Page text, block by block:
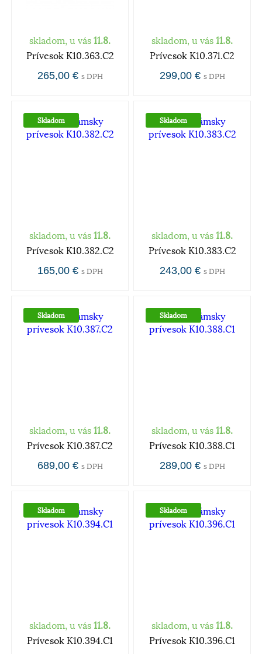
skladom, u vás 11.8.
Prívesok K10.363.C2
265,00 € s DPH
skladom, u vás 11.8.
Prívesok K10.371.C2
299,00 € s DPH
Skladom
skladom, u vás 11.8.
Prívesok K10.382.C2
165,00 € s DPH
Skladom
skladom, u vás 11.8.
Prívesok K10.383.C2
243,00 € s DPH
Skladom
skladom, u vás 11.8.
Prívesok K10.387.C2
689,00 € s DPH
Skladom
skladom, u vás 11.8.
Prívesok K10.388.C1
289,00 € s DPH
Skladom
skladom, u vás 11.8.
Prívesok K10.394.C1
Skladom
skladom, u vás 11.8.
Prívesok K10.396.C1